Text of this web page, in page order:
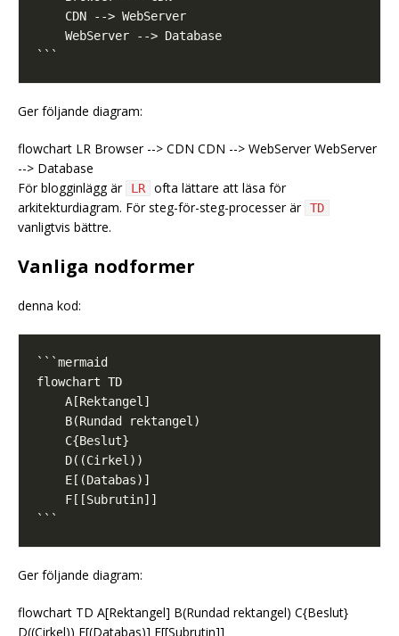
Ger följande diagram:
flowchart LR Browser --> CDN CDN --> WebServer WebServer
--> Database
För blogginlägg är
LR
ofta lättare att läsa för
arkitekturdiagram. För steg-för-steg-processer är TD
vanligtvis bättre.
Vanliga nodformer
denna kod:
Ger följande diagram:
flowchart TD A[Rektangel] B(Rundad rektangel) C{Beslut}
D((Cirkel)) E[(Databas)] F[[Subrutin]]